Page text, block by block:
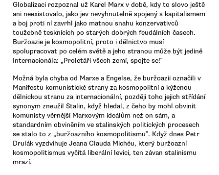
Globalizaci rozpoznal už Karel Marx v době, kdy to slovo ještě
ani neexistovalo, jako jev nevyhnutelně spojený s kapitalismem
a boj proti ní zavrhl jako matnou snahu konzervativců
toužebně tesknících po starých dobrých feudálních časech.
Buržoazie je kosmopolitní, proto i dělnictvo musí
spolupracovat po celém světě a jeho stranou může být jedině
Internacionála: „Proletáři všech zemí, spojte se!‟
Možná byla chyba od Marxe a Engelse, že buržoazii označili v
Manifestu komunistické strany za kosmopolitní a kýženou
dělnickou stranu za internacionální, později toho jejich střídání
synonym zneužil Stalin, když hledal, z čeho by mohl obvinit
komunisty věrnější Marxovým ideálům než on sám, a
standardním obviněním ve stalinských politických procesech
se stalo to z „buržoazního kosmopolitismu‟. Když dnes Petr
Drulák vyzdvihuje Jeana Clauda Michéu, který buržoazní
kosmopolitismus vyčítá liberální levici, ten závan stalinismu
mrazí.